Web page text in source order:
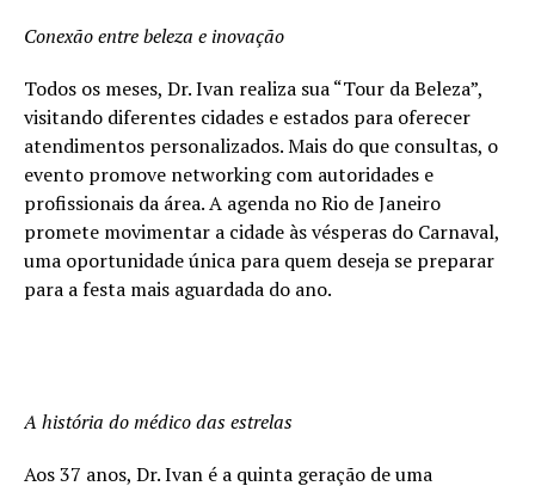
Conexão entre beleza e inovação
Todos os meses, Dr. Ivan realiza sua “Tour da Beleza”,
visitando diferentes cidades e estados para oferecer
atendimentos personalizados. Mais do que consultas, o
evento promove networking com autoridades e
profissionais da área. A agenda no Rio de Janeiro
promete movimentar a cidade às vésperas do Carnaval,
uma oportunidade única para quem deseja se preparar
para a festa mais aguardada do ano.
A história do médico das estrelas
Aos 37 anos, Dr. Ivan é a quinta geração de uma